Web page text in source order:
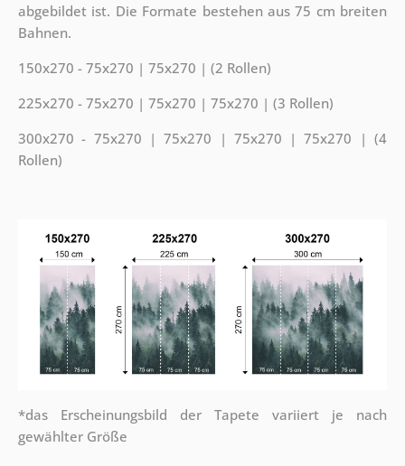
abgebildet ist. Die Formate bestehen aus 75 cm breiten
Bahnen.
150x270 - 75x270 | 75x270 | (2 Rollen)
225x270 - 75x270 | 75x270 | 75x270 | (3 Rollen)
300x270 - 75x270 | 75x270 | 75x270 | 75x270 | (4
Rollen)
*das Erscheinungsbild der Tapete variiert je nach
gewählter Größe